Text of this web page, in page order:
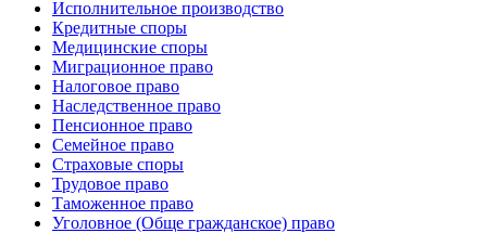
Исполнительное производство
Кредитные споры
Медицинские споры
Миграционное право
Налоговое право
Наследственное право
Пенсионное право
Семейное право
Страховые споры
Трудовое право
Таможенное право
Уголовное (Обще гражданское) право